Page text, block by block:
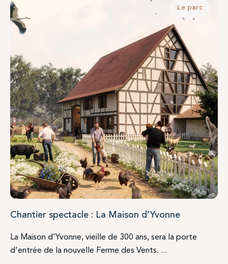
Le parc
Chantier spectacle : La Maison d’Yvonne
La Maison d'Yvonne, vieille de 300 ans, sera la porte
d'entrée de la nouvelle Ferme des Vents. ...
Pays de l’Ours – Adet
échangez autour de la protection de l’ours brun
et participez à notre grande campagne de dons
Les Gardiens de l’Ours ».
Je protège l'ours brun